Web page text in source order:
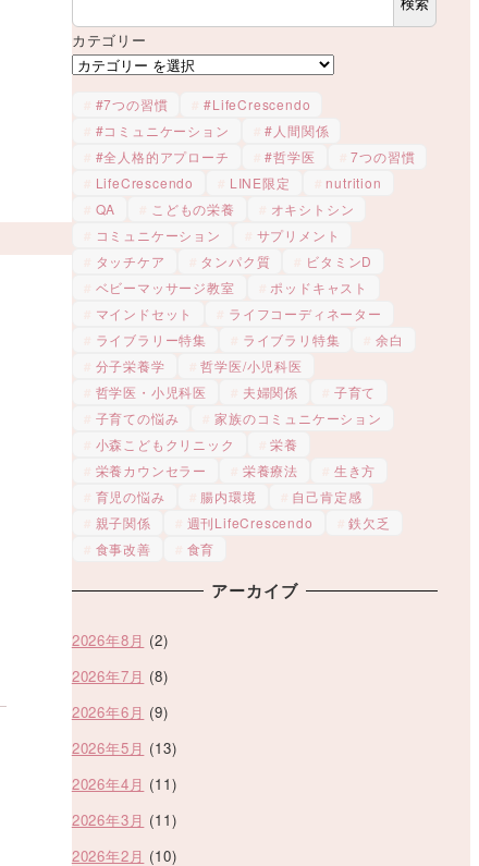
検索
カテゴリー
#7つの習慣
#LifeCrescendo
#コミュニケーション
#人間関係
#全人格的アプローチ
#哲学医
7つの習慣
LifeCrescendo
LINE限定
nutrition
QA
こどもの栄養
オキシトシン
コミュニケーション
サプリメント
タッチケア
タンパク質
ビタミンD
ベビーマッサージ教室
ポッドキャスト
マインドセット
ライフコーディネーター
ライブラリー特集
ライブラリ特集
余白
分子栄養学
哲学医/小児科医
哲学医・小児科医
夫婦関係
子育て
子育ての悩み
家族のコミュニケーション
小森こどもクリニック
栄養
栄養カウンセラー
栄養療法
生き方
育児の悩み
腸内環境
自己肯定感
親子関係
週刊LifeCrescendo
鉄欠乏
食事改善
食育
アーカイブ
2026年8月 (2)
2026年7月 (8)
2026年6月 (9)
2026年5月 (13)
2026年4月 (11)
2026年3月 (11)
2026年2月 (10)